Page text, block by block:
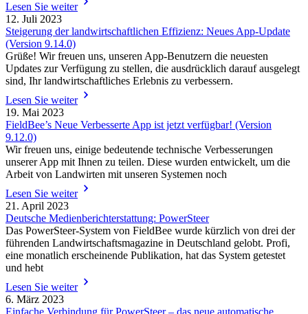
Lesen Sie weiter
12. Juli 2023
Steigerung der landwirtschaftlichen Effizienz: Neues App-Update
(Version 9.14.0)
Grüße! Wir freuen uns, unseren App-Benutzern die neuesten
Updates zur Verfügung zu stellen, die ausdrücklich darauf ausgelegt
sind, Ihr landwirtschaftliches Erlebnis zu verbessern.
Lesen Sie weiter
19. Mai 2023
FieldBee’s Neue Verbesserte App ist jetzt verfügbar! (Version
9.12.0)
Wir freuen uns, einige bedeutende technische Verbesserungen
unserer App mit Ihnen zu teilen. Diese wurden entwickelt, um die
Arbeit von Landwirten mit unseren Systemen noch
Lesen Sie weiter
21. April 2023
Deutsche Medienberichterstattung: PowerSteer
Das PowerSteer-System von FieldBee wurde kürzlich von drei der
führenden Landwirtschaftsmagazine in Deutschland gelobt. Profi,
eine monatlich erscheinende Publikation, hat das System getestet
und hebt
Lesen Sie weiter
6. März 2023
Einfache Verbindung für PowerSteer – das neue automatische